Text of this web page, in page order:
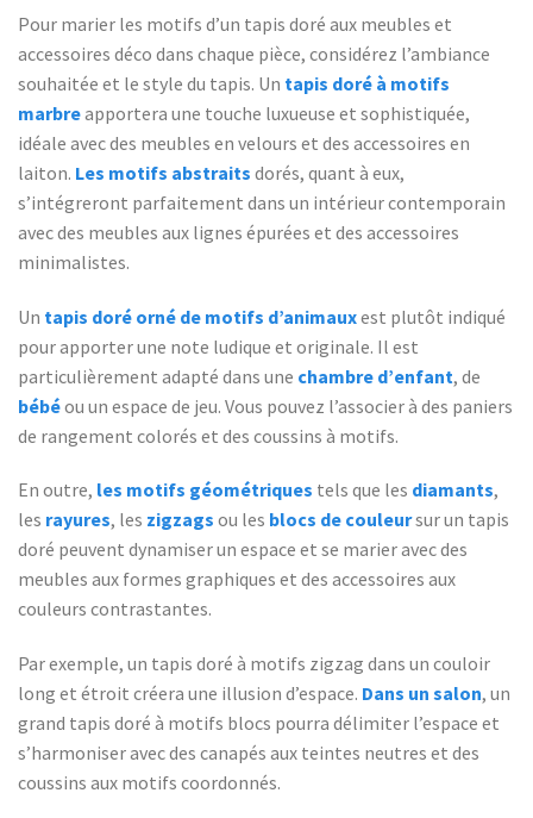
Pour marier les motifs d’un tapis doré aux meubles et
accessoires déco dans chaque pièce, considérez l’ambiance
souhaitée et le style du tapis. Un tapis doré à motifs
marbreapportera une touche luxueuse et sophistiquée,
idéale avec des meubles en velours et des accessoires en
laiton. Les motifs abstraits dorés, quant à eux,
s’intégreront parfaitement dans un intérieur contemporain
avec des meubles aux lignes épurées et des accessoires
minimalistes.
Un tapis doré orné de motifs d’animauxest plutôt indiqué
pour apporter une note ludique et originale. Il est
particulièrement adapté dans une chambre d’enfant, de
bébéou un espace de jeu. Vous pouvez l’associer à des paniers
de rangement colorés et des coussins à motifs.
En outre, les motifs géométriques tels que les diamants,
les rayures, les zigzags ou les blocs de couleursur un tapis
doré peuvent dynamiser un espace et se marier avec des
meubles aux formes graphiques et des accessoires aux
couleurs contrastantes.
Par exemple, un tapis doré à motifs zigzag dans un couloir
long et étroit créera une illusion d’espace. Dans un salon, un
grand tapis doré à motifs blocs pourra délimiter l’espace et
s’harmoniser avec des canapés aux teintes neutres et des
coussins aux motifs coordonnés.